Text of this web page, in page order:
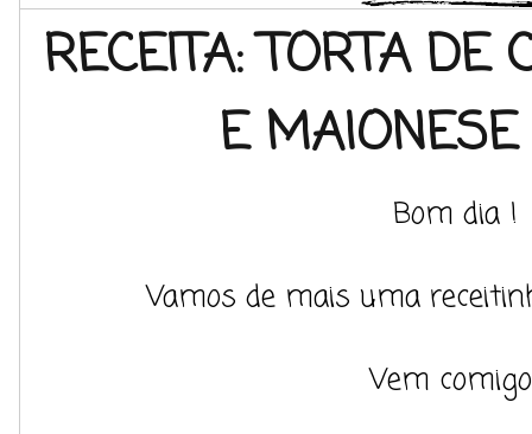
RECEITA: TORTA DE
E
Bom dia !
Vamos de mais uma
Vem